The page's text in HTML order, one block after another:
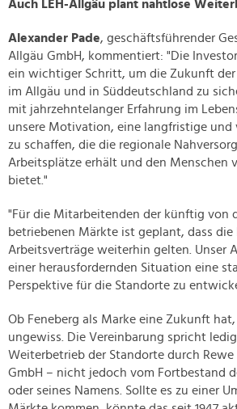
Auch LEH-Allgäu plant nahtlose
Alexander Pade, geschäftsführender
Allgäu GmbH, kommentiert: "Die
ein wichtiger Schritt, um die Zukunft
im Allgäu und in Süddeutschland zu
mit jahrzehntelanger Erfahrung im
unsere Motivation, eine langfristige und
zu schaffen, die die regionale
Arbeitsplätze erhält und den Menschen
bietet."
"Für die Mitarbeitenden der künftig von
betriebenen Märkte ist geplant, dass die
Arbeitsverträge weiterhin gelten. Unser
einer herausfordernden Situation eine
Perspektive für die Standorte zu
Ob Feneberg als Marke eine Zukunft
ungewiss. Die Vereinbarung spricht
Weiterbetrieb der Standorte durch Rewe
GmbH – nicht jedoch vom Fortbestand
oder seines Namens. Sollte es zu einer